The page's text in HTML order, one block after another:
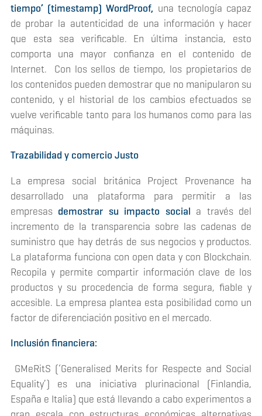
tiempo’ (timestamp) WordProof, una tecnología capaz
de probar la autenticidad de una información y hacer
que esta sea verificable. En última instancia, esto
comporta una mayor confianza en el contenido de
Internet. Con los sellos de tiempo, los propietarios de
los contenidos pueden demostrar que no manipularon su
contenido, y el historial de los cambios efectuados se
vuelve verificable tanto para los humanos como para las
máquinas.
Trazabilidad y comercio Justo
La empresa social británica Project Provenance ha
desarrollado una plataforma para permitir a las
empresas demostrar su impacto social a través del
incremento de la transparencia sobre las cadenas de
suministro que hay detrás de sus negocios y productos.
La plataforma funciona con open data y con Blockchain.
Recopila y permite compartir información clave de los
productos y su procedencia de forma segura, fiable y
accesible. La empresa plantea esta posibilidad como un
factor de diferenciación positivo en el mercado.
Inclusión financiera:
GMeRitS (‘Generalised Merits for Respecte and Social
Equality’) es una iniciativa plurinacional (Finlandia,
España e Italia) que está llevando a cabo experimentos a